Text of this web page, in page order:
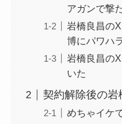
アガンで撃
岩橋良昌の
博にパワハ
岩橋良昌の
いた
契約解除後の岩
めちゃイケ